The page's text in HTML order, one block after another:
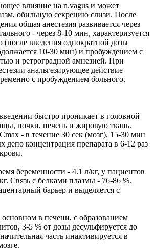
влияние на n.vagus и может
обильную секрецию слизи. После
общая анестезия развивается через
- через 8-10 мин, характеризуется
(после введения однократной дозы
10-30 мин) и пробуждением с
и ретроградной амнезией. При
анальгезирующее действие
с пробуждением больного.
быстро проникает в головной
почки, печень и жировую ткань.
- в течение 30 сек (мозг), 15-30 мин
концентрация препарата в 6-12 раз
беременности - 4.1 л/кг, у пациентов
Связь с белками плазмы - 76-86 %.
барьер и выделяется с
в печени, с образованием
3-5 % от дозы десульфируется до
часть инактивируется в